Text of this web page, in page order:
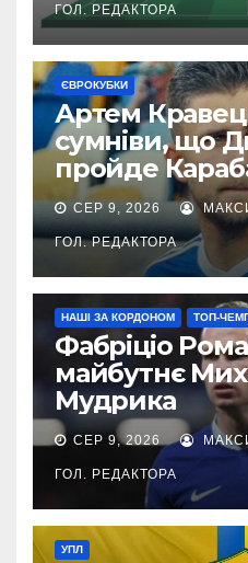
ГОЛ. РЕДАКТОРА
ЄВРОКУБКИ
Артем
сумніви, що
пройде
СЕР 9, 2026
ГОЛ. РЕДАКТОРА
НАШІ ЗА КОРДОНОМ ТОП-
Фабріціо
майбутнє
Мудрика
СЕР 9, 2026
ГОЛ. РЕДАКТОРА
УПЛ